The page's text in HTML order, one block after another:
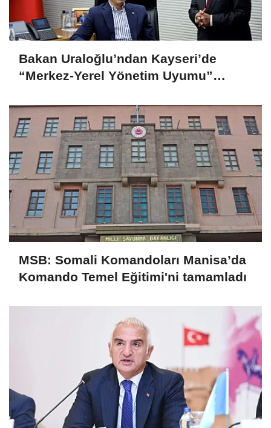
Bakan Uraloğlu’ndan Kayseri’de
“Merkez-Yerel Yönetim Uyumu”
MSB: Somali Komandoları Manisa’da
Komando Temel Eğitimi'ni tamamladı